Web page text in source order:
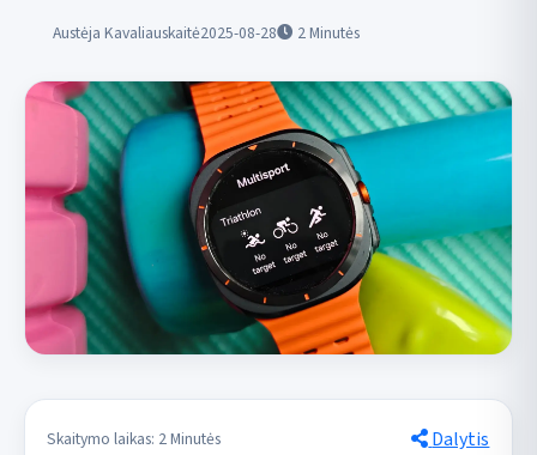
Austėja Kavaliauskaitė2025-08-28 2Minutės
Skaitymo laikas: 2 Minutės Dalytis